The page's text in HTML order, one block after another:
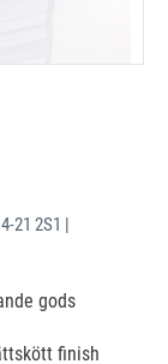
21 2S1 |
gods
finish